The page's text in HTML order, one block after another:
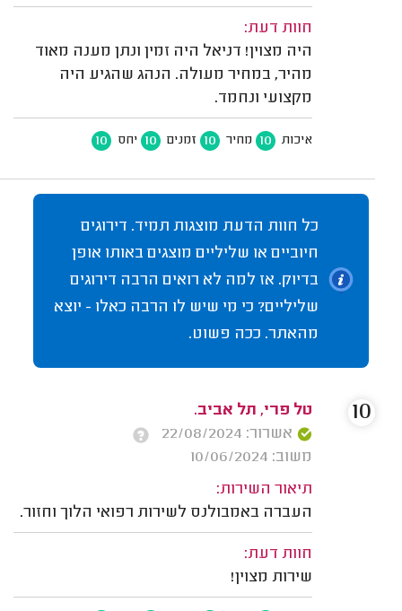
חוות דעת:
היה מצוין! דניאל היה זמין ונתן מענה מאוד
מהיר, במחיר מעולה. הנהג שהגיע היה
מקצועי ונחמד.
איכות 10 מחיר 10 זמנים 10 יחס 10
כל חוות הדעת מוצגות תמיד. דירוגים
חיוביים או שליליים מוצגים באותו אופן
בדיוק. אז למה לא רואים הרבה דירוגים
שליליים? כי מי שיש לו הרבה כאלו - יוצא
מהאתר. ככה פשוט.
טל פרי, תל אביב.
אשרור: 22/08/2024
משוב: 10/06/2024
תיאור השירות:
העברה באמבולנס לשירות רפואי הלוך וחזור.
חוות דעת:
שירות מצוין!
10